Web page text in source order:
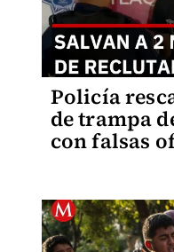
Policía
de trampa
con falsas